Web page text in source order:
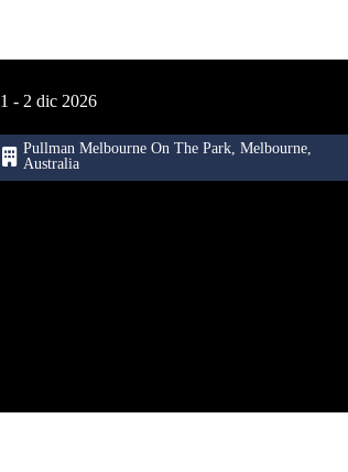
1 - 2 dic 2026
Pullman Melbourne On The Park, Melbourne,
Australia